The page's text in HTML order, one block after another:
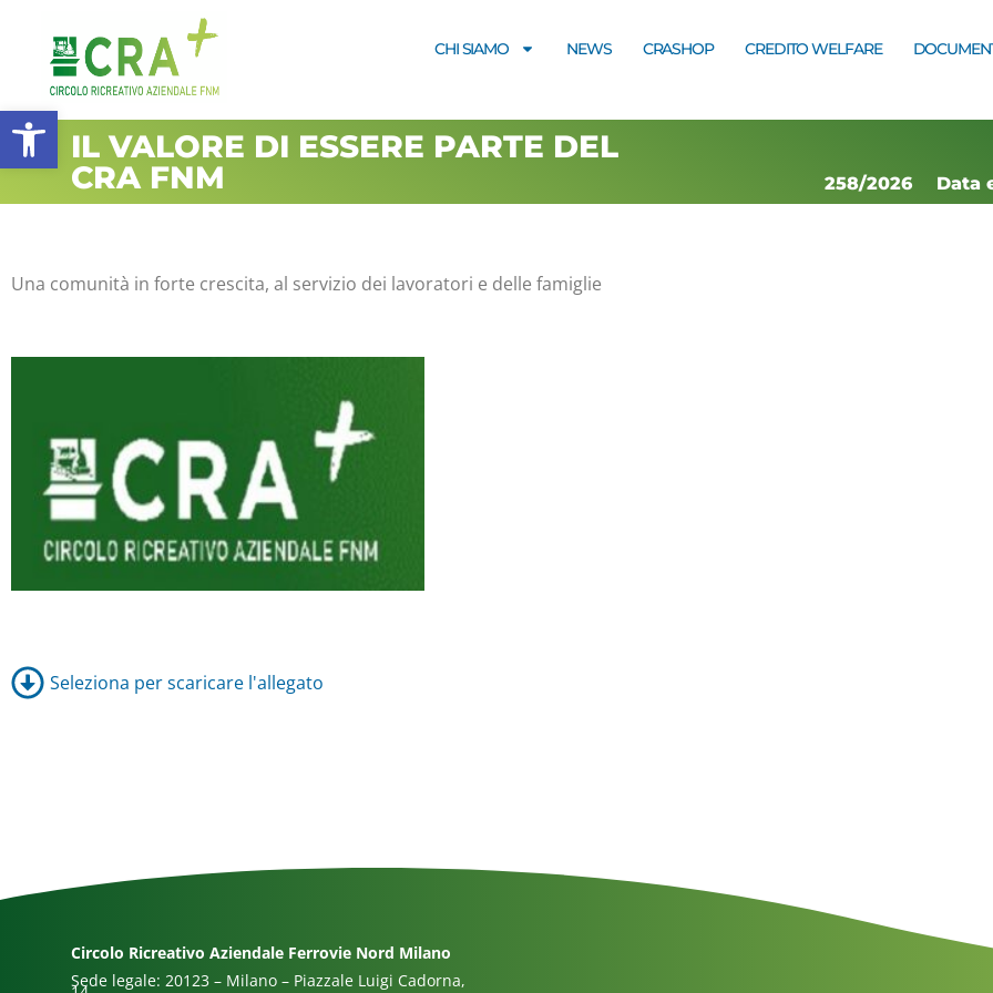
Apri la barra degli strumenti
CHI SIAMO NEWS CRASHOP CREDITO WELFARE
IL VALORE DI ESSERE PARTE DEL
CRA FNM
258/2026 Data
Una comunità in forte crescita, al servizio dei lavoratori e delle famiglie
Seleziona per scaricare l'allegato
Circolo Ricreativo Aziendale Ferrovie Nord Milano
Sede legale: 20123 – Milano – Piazzale Luigi Cadorna,